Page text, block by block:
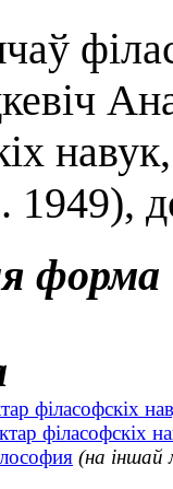
1949),
форма
філасофскіх
філасофскіх
(на іншай